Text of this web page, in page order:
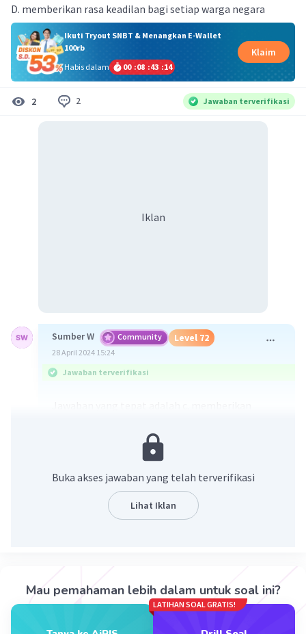
D. memberikan rasa keadilan bagi setiap warga negara
Ikuti Tryout SNBT & Menangkan E-Wallet
100rb
Habis dalam
00 :08 :43 :13
Klaim
2 2 Jawaban terverifikasi
Iklan
Sumber W Community Level 72
28 April 2024 15:24
Jawaban terverifikasi
Fungsi peraturan perundang-undangan nasional
bagi warga negara adalah :
Memberi kepastian hukum bagi
Memberikan rasa keadilan bagi masyarakat
/warga negara
Menciptakan ketertiban dan ketentraman
Buka akses jawaban yang telah terverifikasi
Lihat Iklan
Mau pemahaman lebih dalam untuk soal ini?
LATIHAN SOAL GRATIS!